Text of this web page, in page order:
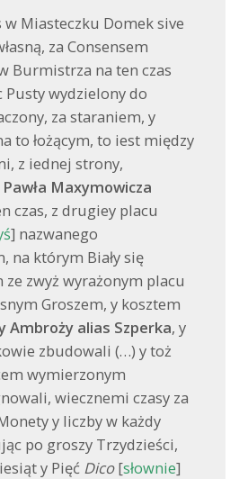
w Miasteczku Domek sive
za Consensem
Burmistrza na ten czas
Pusty wydzielony do
za staraniem, y
to łożącym, to iest między
z iednej strony,
Pawła Maxymowicza
czas, z drugiey placu
] nazwanego
na którym Biały się
ze zwyż wyrażonym placu
Groszem, y kosztem
Ambroży alias Szperka, y
zbudowali (…) y toż
wymierzonym
wiecznemi czasy za
y liczby w każdy
po groszy Trzydzieści,
y Pięć Dico[słownie]